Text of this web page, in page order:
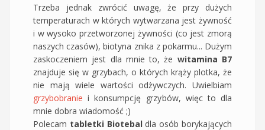
Trzeba jednak zwrócić uwagę, że przy dużych
temperaturach w których wytwarzana jest żywność
i w wysoko przetworzonej żywności (co jest zmorą
naszych czasów), biotyna znika z pokarmu... Dużym
zaskoczeniem jest dla mnie to, że witamina B7
znajduje się w grzybach, o których krąży plotka, że
nie mają wiele wartości odżywczych. Uwielbiam
grzybobranie i konsumpcję grzybów, więc to dla
mnie dobra wiadomość ;)
Polecam tabletki Biotebaldla osób borykających